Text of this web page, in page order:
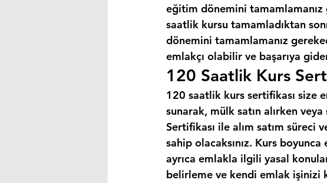
eğitim dönemini tamamlamanız
saatlik kursu tamamladıktan
dönemini tamamlamanız
emlakçı olabilir ve başarıya
120 Saatlik Kurs
120 saatlik kurs sertifikası size
sunarak, mülk satın alırken
Sertifikası ile alım satım süreci
sahip olacaksınız. Kurs
ayrıca emlakla ilgili yasal
belirleme ve kendi emlak işinizi